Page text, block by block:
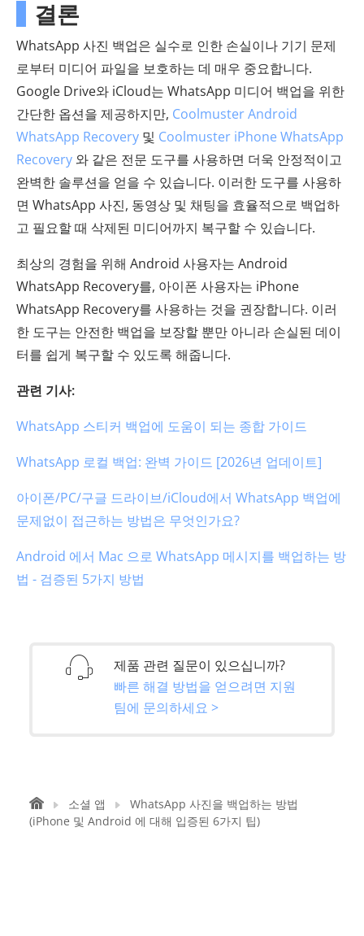
결론
WhatsApp 사진 백업은 실수로 인한 손실이나 기기 문제
로부터 미디어 파일을 보호하는 데 매우 중요합니다.
Google Drive와 iCloud는 WhatsApp 미디어 백업을 위한
간단한 옵션을 제공하지만, Coolmuster Android
WhatsApp Recovery 및 Coolmuster iPhone WhatsApp
Recovery 와 같은 전문 도구를 사용하면 더욱 안정적이고
완벽한 솔루션을 얻을 수 있습니다. 이러한 도구를 사용하
면 WhatsApp 사진, 동영상 및 채팅을 효율적으로 백업하
고 필요할 때 삭제된 미디어까지 복구할 수 있습니다.
최상의 경험을 위해 Android 사용자는 Android
WhatsApp Recovery를, 아이폰 사용자는 iPhone
WhatsApp Recovery를 사용하는 것을 권장합니다. 이러
한 도구는 안전한 백업을 보장할 뿐만 아니라 손실된 데이
터를 쉽게 복구할 수 있도록 해줍니다.
관련 기사:
WhatsApp 스티커 백업에 도움이 되는 종합 가이드
WhatsApp 로컬 백업: 완벽 가이드 [2026년 업데이트]
아이폰/PC/구글 드라이브/iCloud에서 WhatsApp 백업에
문제없이 접근하는 방법은 무엇인가요?
Android 에서 Mac 으로 WhatsApp 메시지를 백업하는 방
법 - 검증된 5가지 방법
제품 관련 질문이 있으십니까?
빠른 해결 방법을 얻으려면 지원
팀에 문의하세요 >
소셜 앱
WhatsApp 사진을 백업하는 방법
(iPhone 및 Android 에 대해 입증된 6가지 팁)